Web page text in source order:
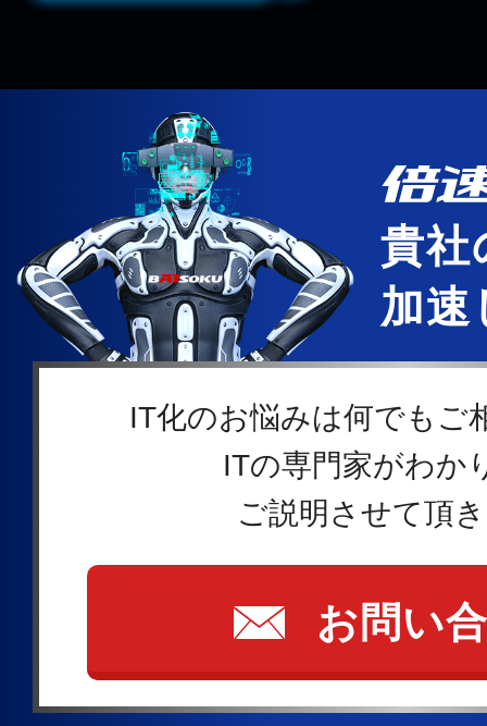
貴社
加速
IT化のお悩みは何でもご
ITの専門家がわか
ご説明させて頂
お問い